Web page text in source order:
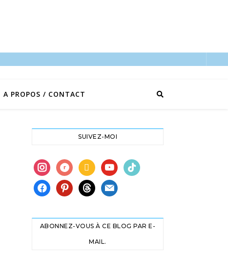
A PROPOS / CONTACT
SUIVEZ-MOI
instagram
ravelrybook youtubetiktok
facebookpinterestthreadsmail
ABONNEZ-VOUS À CE BLOG PAR E-
MAIL.